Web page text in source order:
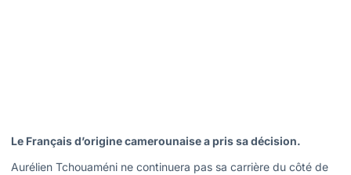
Le Français d’origine camerounaise a pris sa décision.
Aurélien Tchouaméni ne continuera pas sa carrière du côté de